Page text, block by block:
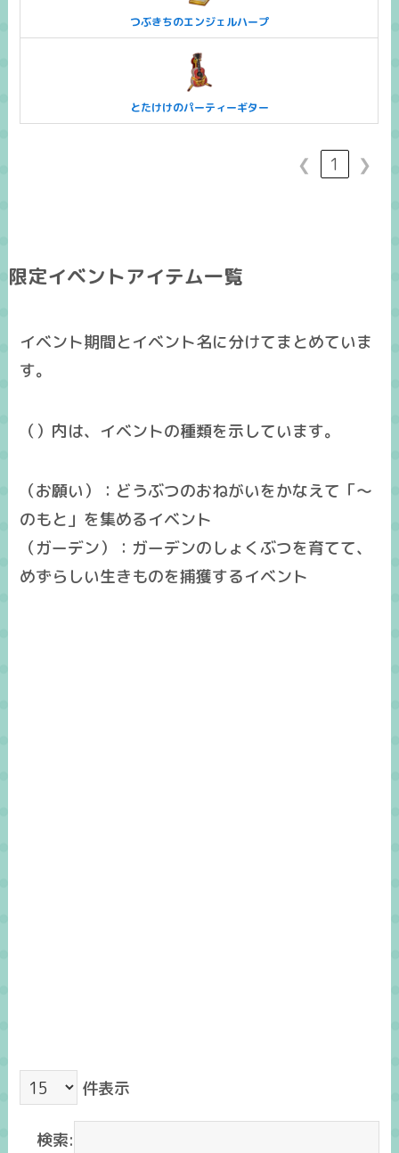
つぶきちのエンジェルハープ
とたけけのパーティーギター
❮ 1 ❯
限定イベントアイテム一覧
イベント期間とイベント名に分けてまとめていま
す。
（）内は、イベントの種類を示しています。
（お願い）：どうぶつのおねがいをかなえて「～
のもと」を集めるイベント
（ガーデン）：ガーデンのしょくぶつを育てて、
めずらしい生きものを捕獲するイベント
件表示
検索: